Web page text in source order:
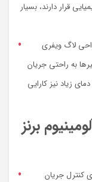
قرار دارند، بسیار
لاگ ویفری
به راحتی جریان
زیاد نیز کارایی
برنز
کنترل جریان